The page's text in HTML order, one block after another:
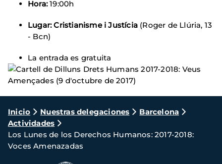
Hora:19:00h
Lugar: Cristianisme i Justícia (Roger de Llúria, 13
- Bcn)
La entrada es gratuita
Ruta
de
navegación
Inicio Nuestras delegaciones
Barcelona
Actividades
Los Lunes de los Derechos Humanos: 2017-2018:
Voces Amenazadas